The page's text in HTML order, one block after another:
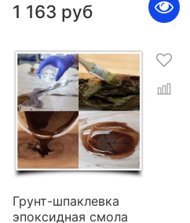
1 163 руб
Грунт-шпаклевка
эпоксидная смола